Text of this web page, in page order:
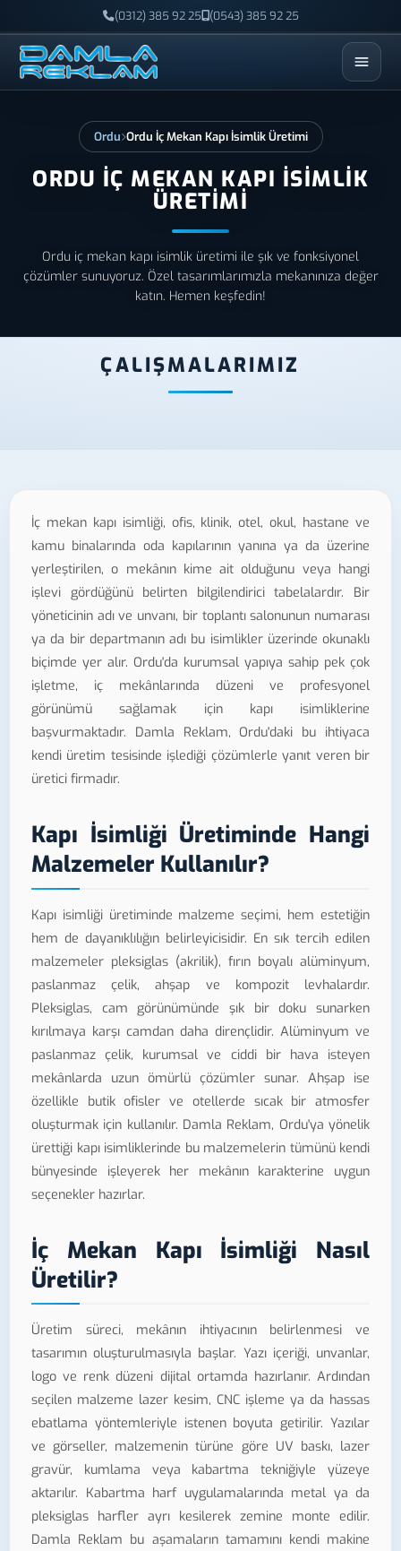
(0312) 385 92 25 (0543) 385 92 25
ESC
Ordu Ordu İç Mekan Kapı İsimlik Üretimi
ORDU İÇ MEKAN KAPI İSIMLIK
ÜRETIMI
Ordu iç mekan kapı isimlik üretimi ile şık ve fonksiyonel
çözümler sunuyoruz. Özel tasarımlarımızla mekanınıza değer
katın. Hemen keşfedin!
ÇALIŞMALARIMIZ
İç mekan kapı isimliği, ofis, klinik, otel, okul, hastane ve
kamu binalarında oda kapılarının yanına ya da üzerine
yerleştirilen, o mekânın kime ait olduğunu veya hangi
işlevi gördüğünü belirten bilgilendirici tabelalardır. Bir
yöneticinin adı ve unvanı, bir toplantı salonunun numarası
ya da bir departmanın adı bu isimlikler üzerinde okunaklı
biçimde yer alır. Ordu'da kurumsal yapıya sahip pek çok
işletme, iç mekânlarında düzeni ve profesyonel
görünümü sağlamak için kapı isimliklerine
başvurmaktadır. Damla Reklam, Ordu'daki bu ihtiyaca
kendi üretim tesisinde işlediği çözümlerle yanıt veren bir
üretici firmadır.
Kapı İsimliği Üretiminde Hangi
Malzemeler Kullanılır?
Kapı isimliği üretiminde malzeme seçimi, hem estetiğin
hem de dayanıklılığın belirleyicisidir. En sık tercih edilen
malzemeler pleksiglas (akrilik), fırın boyalı alüminyum,
paslanmaz çelik, ahşap ve kompozit levhalardır.
Pleksiglas, cam görünümünde şık bir doku sunarken
kırılmaya karşı camdan daha dirençlidir. Alüminyum ve
paslanmaz çelik, kurumsal ve ciddi bir hava isteyen
mekânlarda uzun ömürlü çözümler sunar. Ahşap ise
özellikle butik ofisler ve otellerde sıcak bir atmosfer
oluşturmak için kullanılır. Damla Reklam, Ordu'ya yönelik
ürettiği kapı isimliklerinde bu malzemelerin tümünü kendi
bünyesinde işleyerek her mekânın karakterine uygun
seçenekler hazırlar.
İç Mekan Kapı İsimliği Nasıl
Üretilir?
Üretim süreci, mekânın ihtiyacının belirlenmesi ve
tasarımın oluşturulmasıyla başlar. Yazı içeriği, unvanlar,
logo ve renk düzeni dijital ortamda hazırlanır. Ardından
seçilen malzeme lazer kesim, CNC işleme ya da hassas
ebatlama yöntemleriyle istenen boyuta getirilir. Yazılar
ve görseller, malzemenin türüne göre UV baskı, lazer
gravür, kumlama veya kabartma tekniğiyle yüzeye
aktarılır. Kabartma harf uygulamalarında metal ya da
pleksiglas harfler ayrı kesilerek zemine monte edilir.
Damla Reklam bu aşamaların tamamını kendi makine